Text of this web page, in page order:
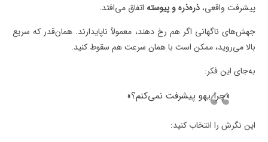
پیشرفت واقعی،ذره‌ذره و پیوسته اتفاق می‌افتد.
جهش‌های ناگهانی اگر هم رخ دهند، معمولاً ناپایدارند. همان‌قدر که سریع
بالا می‌روید، ممکن است با همان سرعت هم سقوط کنید.
به‌جای این فکر:
«چرا یهو پیشرفت نمی‌کنم؟»
این نگرش را انتخاب کنید: